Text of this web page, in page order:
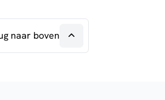
naar boven